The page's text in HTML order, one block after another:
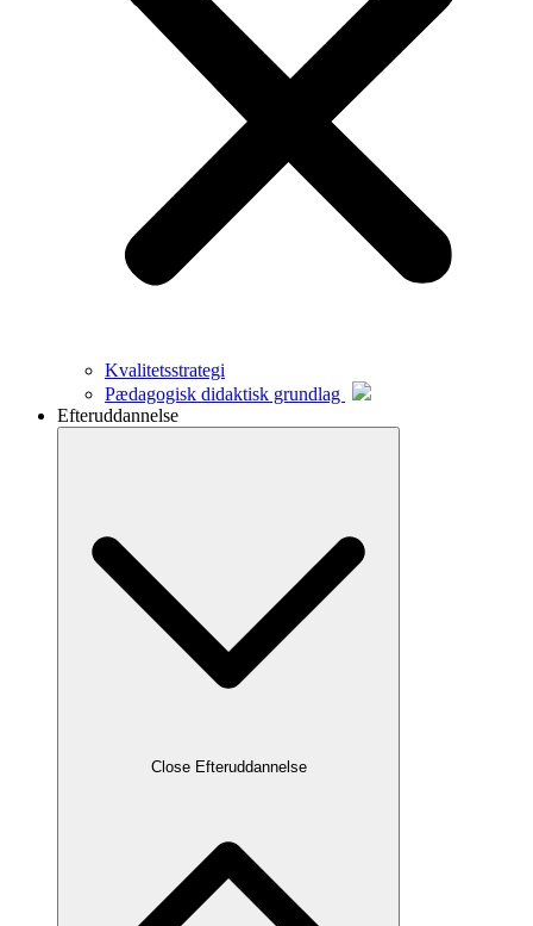
Kvalitetsstrategi
Pædagogisk didaktisk grundlag
Efteruddannelse
Close Efteruddannelse